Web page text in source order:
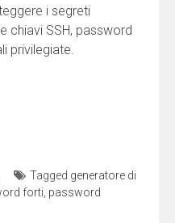
i segreti
chiavi SSH, password
privilegiate.
Tagged generatore di
forti password